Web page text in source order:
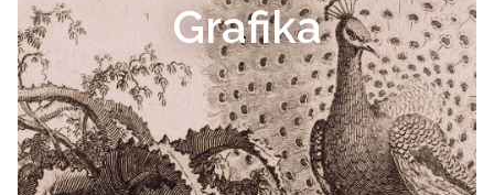
Grafika